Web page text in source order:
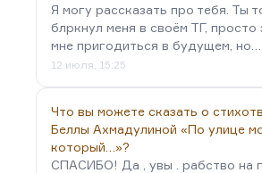
Я могу рассказать про тебя. Ты
блркнул меня в своём ТГ, просто
мне пригодиться в будущем, но…
12 июля, 15:25
Что вы можете сказать о
Беллы Ахмадулиной «По улице
который…»?
СПАСИБО! Да , увы . рабство на